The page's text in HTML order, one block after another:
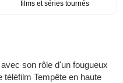
films et séries tournés
son rôle d'un fougueux
Tempête en haute